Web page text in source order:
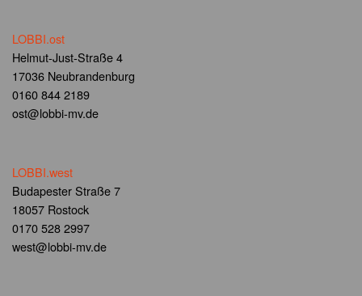
LOBBI.ost
Helmut-Just-Straße 4
17036 Neubrandenburg
0160 844 2189
ost@lobbi-mv.de
LOBBI.west
Budapester Straße 7
18057 Rostock
0170 528 2997
west@lobbi-mv.de